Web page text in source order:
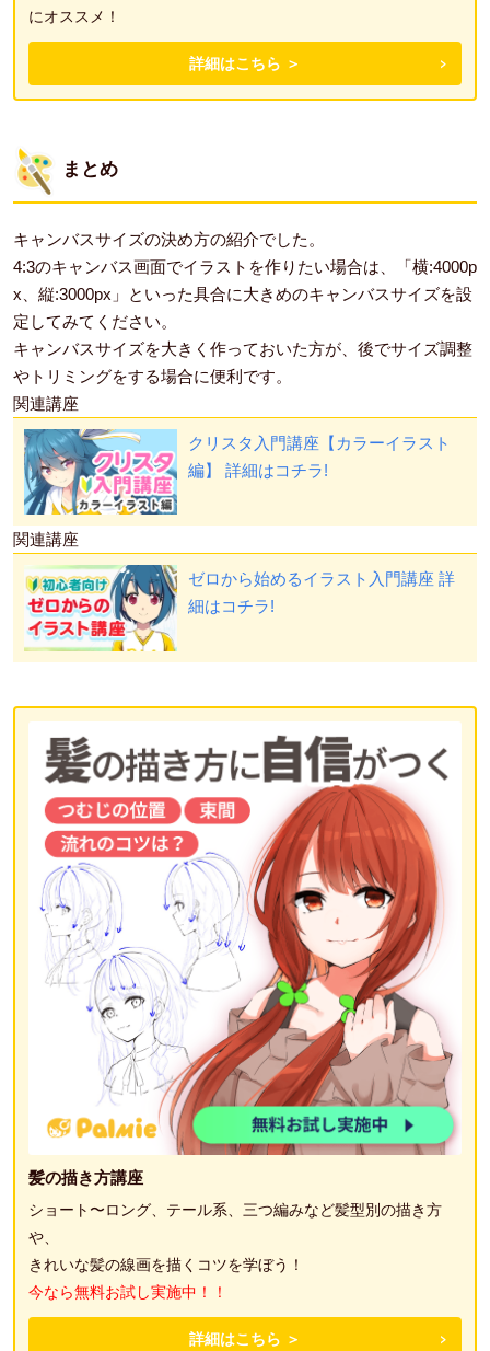
にオススメ！
詳細はこちら ＞
まとめ
キャンバスサイズの決め方の紹介でした。
4:3のキャンバス画面でイラストを作りたい場合は、「横:4000p
x、縦:3000px」といった具合に大きめのキャンバスサイズを設
定してみてください。
キャンバスサイズを大きく作っておいた方が、後でサイズ調整
やトリミングをする場合に便利です。
関連講座
クリスタ入門講座【カラーイラスト
編】
詳細はコチラ!
関連講座
ゼロから始めるイラスト入門講座 詳
細はコチラ!
髪の描き方講座
ショート〜ロング、テール系、三つ編みなど髪型別の描き方
や、
きれいな髪の線画を描くコツを学ぼう！
今なら無料お試し実施中！！
詳細はこちら ＞